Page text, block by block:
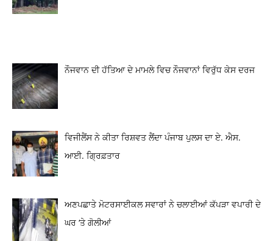
ਨੌਜਵਾਨ ਦੀ ਹੱਤਿਆ ਦੇ ਮਾਮਲੇ ਵਿਚ ਨੌਜਵਾਨਾਂ ਵਿਰੁੱਧ ਕੇਸ ਦਰਜ
ਵਿਜੀਲੈਂਸ ਨੇ ਕੀਤਾ ਰਿਸ਼ਵਤ ਲੈਂਦਾ ਪੰਜਾਬ ਪੁਲਸ ਦਾ ਏ. ਐਸ.
ਆਈ. ਗ੍ਰਿਫ਼ਤਾਰ
ਅਣਪਛਾਤੇ ਮੋਟਰਸਾਈਕਲ ਸਵਾਰਾਂ ਨੇ ਚਲਾਈਆਂ ਕੱਪੜਾ ਵਪਾਰੀ ਦੇ
ਘਰ ‘ਤੇ ਗੋਲੀਆਂ